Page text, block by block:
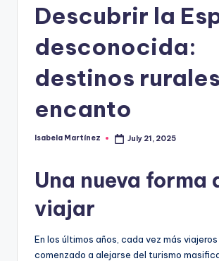
Descubrir la
desconocida:
destinos
encanto
Posted
Isabela Martínez July 21, 2025
Una nueva forma
viajar
En los últimos años, cada vez más viajeros
comenzado a alejarse del turismo